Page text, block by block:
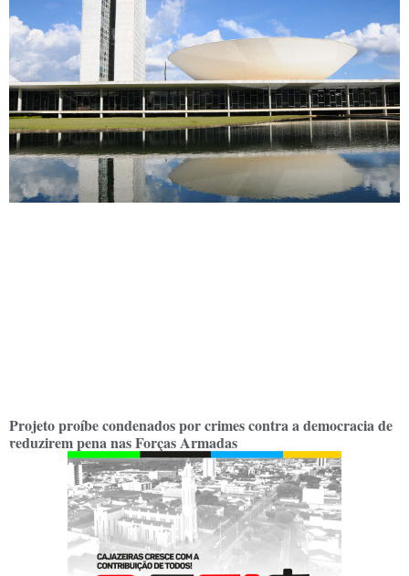
Projeto proíbe condenados por crimes contra a democracia de
reduzirem pena nas Forças Armadas